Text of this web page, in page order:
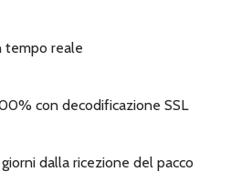
tempo reale
con decodificazione SSL
dalla ricezione del pacco